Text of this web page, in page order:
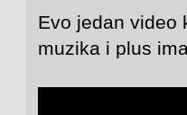
Evo jedan video
muzika i plus